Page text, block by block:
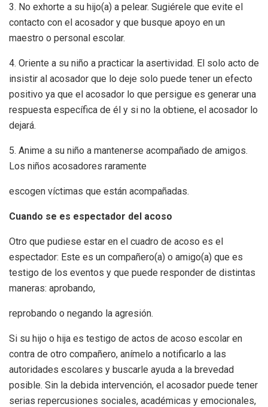
3. No exhorte a su hijo(a) a pelear. Sugiérele que evite el
contacto con el acosador y que busque apoyo en un
maestro o personal escolar.
4. Oriente a su niño a practicar la asertividad. El solo acto de
insistir al acosador que lo deje solo puede tener un efecto
positivo ya que el acosador lo que persigue es generar una
respuesta específica de él y si no la obtiene, el acosador lo
dejará.
5. Anime a su niño a mantenerse acompañado de amigos.
Los niños acosadores raramente
escogen víctimas que están acompañadas.
Cuando se es espectador del acoso
Otro que pudiese estar en el cuadro de acoso es el
espectador: Este es un compañero(a) o amigo(a) que es
testigo de los eventos y que puede responder de distintas
maneras: aprobando,
reprobando o negando la agresión.
Si su hijo o hija es testigo de actos de acoso escolar en
contra de otro compañero, anímelo a notificarlo a las
autoridades escolares y buscarle ayuda a la brevedad
posible. Sin la debida intervención, el acosador puede tener
serias repercusiones sociales, académicas y emocionales,